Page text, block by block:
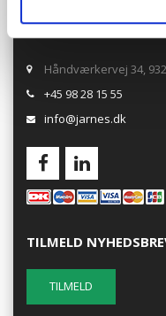
CVR nr.: 50 73 76 16
Håndværkervej 34,
+45 98 28 15 55
info@jarnes.dk
TILMELD